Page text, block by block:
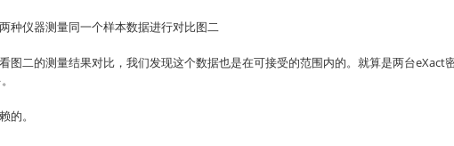
两种仪器测量同一个样本数据进行对比图二
图二的测量结果对比，我们发现这个数据也是在可接受的范围内的。就算是两台eXact
的。